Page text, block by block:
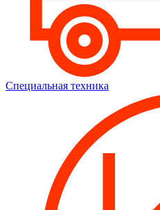
Специальная техника